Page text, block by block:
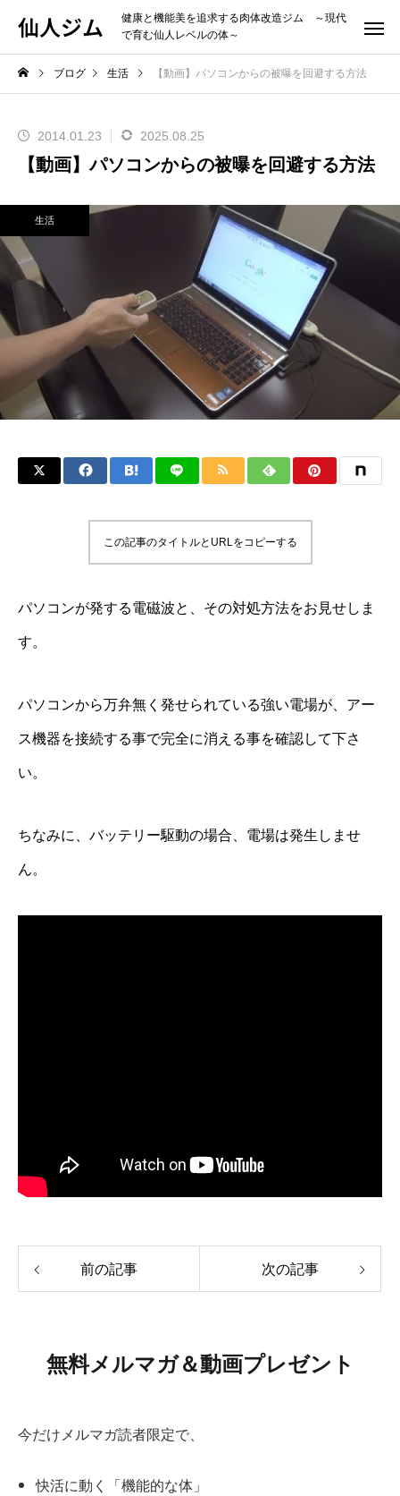
仙人ジム
健康と機能美を追求する肉体改造ジム ～現代
で育む仙人レベルの体～
ブログ 生活 【動画】パソコンからの被曝を回避する方法
2014.01.23 2025.08.25
【動画】パソコンからの被曝を回避する方法
生活
この記事のタイトルとURLをコピーする
パソコンが発する電磁波と、その対処方法をお見せしま
す。
パソコンから万弁無く発せられている強い電場が、アー
ス機器を接続する事で完全に消える事を確認して下さ
い。
ちなみに、バッテリー駆動の場合、電場は発生しませ
ん。
前の記事 次の記事
無料メルマガ＆動画プレゼント
今だけメルマガ読者限定で、
快活に動く「機能的な体」